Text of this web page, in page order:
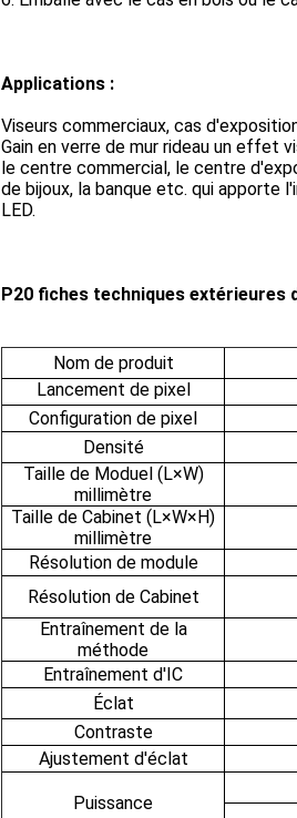
Applications :
Viseurs commerciaux, cas
Gain en verre de mur rideau un effet
le centre commercial, le centre
de bijoux, la banque etc. qui apporte
LED.
P20 fiches techniques extérieures
Nom de produit
Lancement de pixel
Configuration de pixel
Densité
Taille de Moduel (L×W)
millimètre
Taille de Cabinet (L×W×H)
millimètre
Résolution de module
Résolution de Cabinet
Entraînement de la
méthode
Entraînement d'IC
Éclat
Contraste
Ajustement d'éclat
Puissance